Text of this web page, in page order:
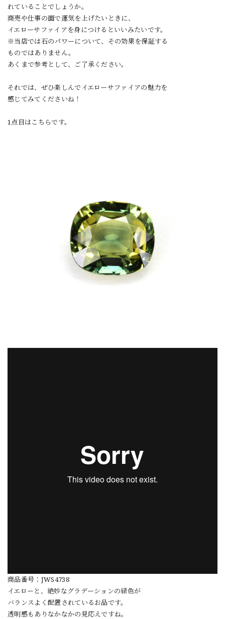
れていることでしょうか。
商売や仕事の面で運気を上げたいときに、
イエローサファイアを身につけるといいみたいです。
※当店では石のパワーについて、その効果を保証する
ものではありません。
あくまで参考として、ご了承ください。
それでは、ぜひ楽しんでイエローサファイアの魅力を
感じてみてくださいね！
1点目はこちらです。
商品番号：JWS4738
イエローと、絶妙なグラデーションの緑色が
バランスよく配置されているお品です。
透明感もありなかなかの見応えですね。